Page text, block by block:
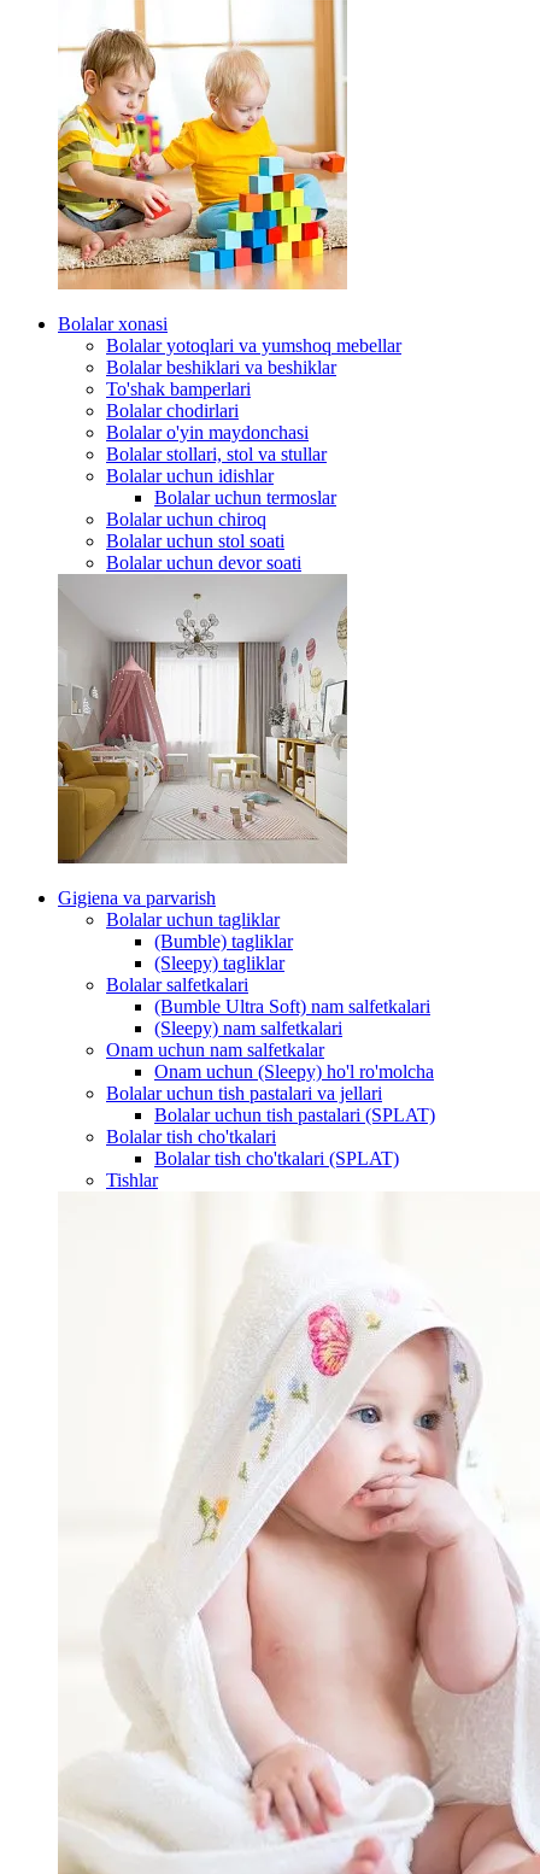
Bolalar xonasi
Bolalar yotoqlari va yumshoq mebellar
Bolalar beshiklari va beshiklar
To'shak bamperlari
Bolalar chodirlari
Bolalar o'yin maydonchasi
Bolalar stollari, stol va stullar
Bolalar uchun idishlar
Bolalar uchun termoslar
Bolalar uchun chiroq
Bolalar uchun stol soati
Bolalar uchun devor soati
Gigiena va parvarish
Bolalar uchun tagliklar
(Bumble) tagliklar
(Sleepy) tagliklar
Bolalar salfetkalari
(Bumble Ultra Soft) nam salfetkalari
(Sleepy) nam salfetkalari
Onam uchun nam salfetkalar
Onam uchun (Sleepy) ho'l ro'molcha
Bolalar uchun tish pastalari va jellari
Bolalar uchun tish pastalari (SPLAT)
Bolalar tish cho'tkalari
Bolalar tish cho'tkalari (SPLAT)
Tishlar